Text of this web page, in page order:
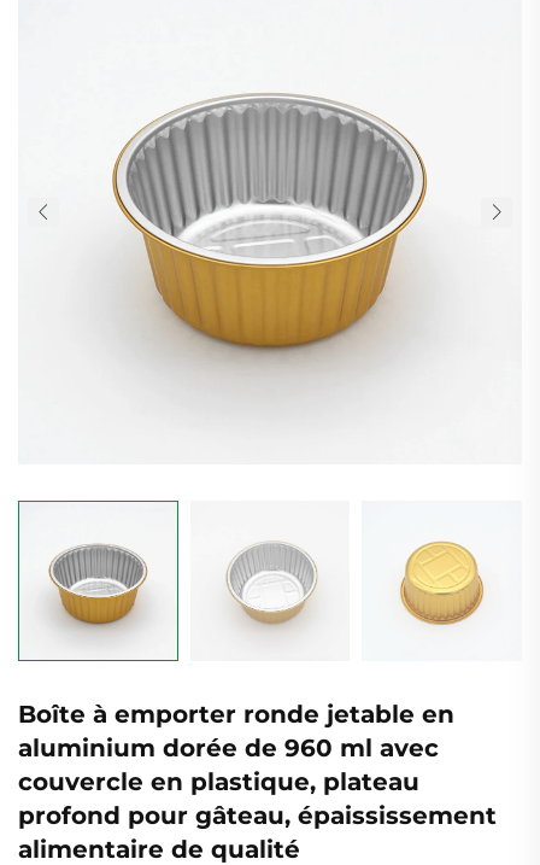
Boîte à emporter ronde jetable en
aluminium dorée de 960 ml avec
couvercle en plastique, plateau
profond pour gâteau, épaississement
alimentaire de qualité